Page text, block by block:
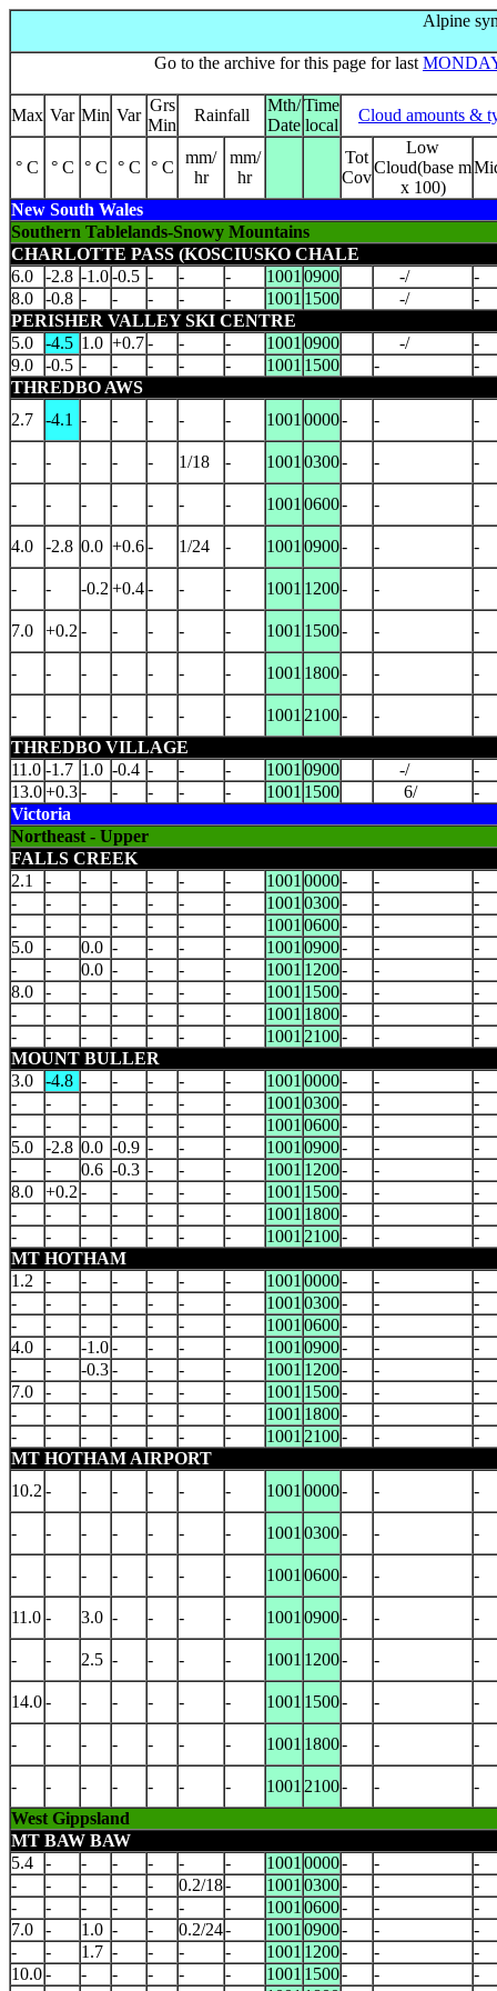
Alpine
Go to the archive for this page for last
Max Var Min Var
Grs
Min
Rainfall
Mth/
Date
Time
local
Cloud amounts &
° C ° C ° C ° C ° C
mm/
hr
mm/
hr
Tot
Cov
Low
Cloud(base m
x 100)
New South Wales
Southern Tablelands-Snowy Mountains
CHARLOTTE PASS (KOSCIUSKO CHALE
6.0
-2.8 -1.0-0.5 - - - 1001 0900 -/
-
8.0
-0.8 - - - - - 1001 1500 -/
-
PERISHER VALLEY SKI CENTRE
5.0
-4.5 1.0 +0.7- - - 1001 0900 -/
-
9.0
-0.5 - - - - - 1001 1500 -
-
THREDBO AWS
2.7
-4.1 - - - - - 1001 0000- - -
- - - - - 1/18 - 1001 0300- - -
- - - - - - - 1001 0600- - -
4.0 -2.8 0.0 +0.6- 1/24 - 1001 0900- - -
- - -0.2 +0.4- - - 1001 1200- - -
7.0 +0.2 - - - - - 1001 1500- - -
- - - - - - - 1001 1800- - -
- - - - - - - 1001 2100- -
-
THREDBO VILLAGE
11.0 -1.7 1.0 -0.4 - - - 1001 0900 -/
-
13.0+0.3- - - - - 1001 1500 6/
-
Victoria
Northeast - Upper
FALLS CREEK
2.1
- - - - - - 1001 0000- -
-
-
- - - - - - 1001 0300- -
-
-
- - - - - - 1001 0600- -
-
5.0
- 0.0 - - - - 1001 0900- -
-
-
- 0.0 - - - - 1001 1200- -
-
8.0
- - - - - - 1001 1500- -
-
-
- - - - - - 1001 1800- -
-
-
- - - - - - 1001 2100- -
-
MOUNT BULLER
3.0
-4.8 - - - - - 1001 0000- -
-
-
- - - - - - 1001 0300- -
-
-
- - - - - - 1001 0600- -
-
5.0
-2.8 0.0 -0.9 - - - 1001 0900- -
-
-
- 0.6 -0.3 - - - 1001 1200- -
-
8.0
+0.2 - - - - - 1001 1500- -
-
-
- - - - - - 1001 1800- -
-
-
- - - - - - 1001 2100- -
-
MT HOTHAM
1.2
- - - - - - 1001 0000- -
-
-
- - - - - - 1001 0300- -
-
-
- - - - - - 1001 0600- -
-
4.0
- -1.0- - - - 1001 0900- -
-
-
- -0.3- - - - 1001 1200- -
-
7.0
- - - - - - 1001 1500- -
-
-
- - - - - - 1001 1800- -
-
-
- - - - - - 1001 2100- -
-
MT HOTHAM AIRPORT
10.2 - - - - - - 1001 0000- - -
- - - - - - - 1001 0300- - -
- - - - - - - 1001 0600- - -
11.0 - 3.0 - - - - 1001 0900- - -
- - 2.5 - - - - 1001 1200- - -
14.0- - - - - - 1001 1500- - -
- - - - - - - 1001 1800- - -
- - - - - - - 1001 2100- -
-
West Gippsland
MT BAW BAW
5.4
- - - - - - 1001 0000- -
-
-
- - - - 0.2/18- 1001 0300- -
-
-
- - - - - - 1001 0600- -
-
7.0
- 1.0 - - 0.2/24- 1001 0900- -
-
-
- 1.7 - - - - 1001 1200- -
-
10.0- - - - - - 1001 1500- -
-